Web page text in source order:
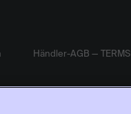
Händler-AGB — TERMS